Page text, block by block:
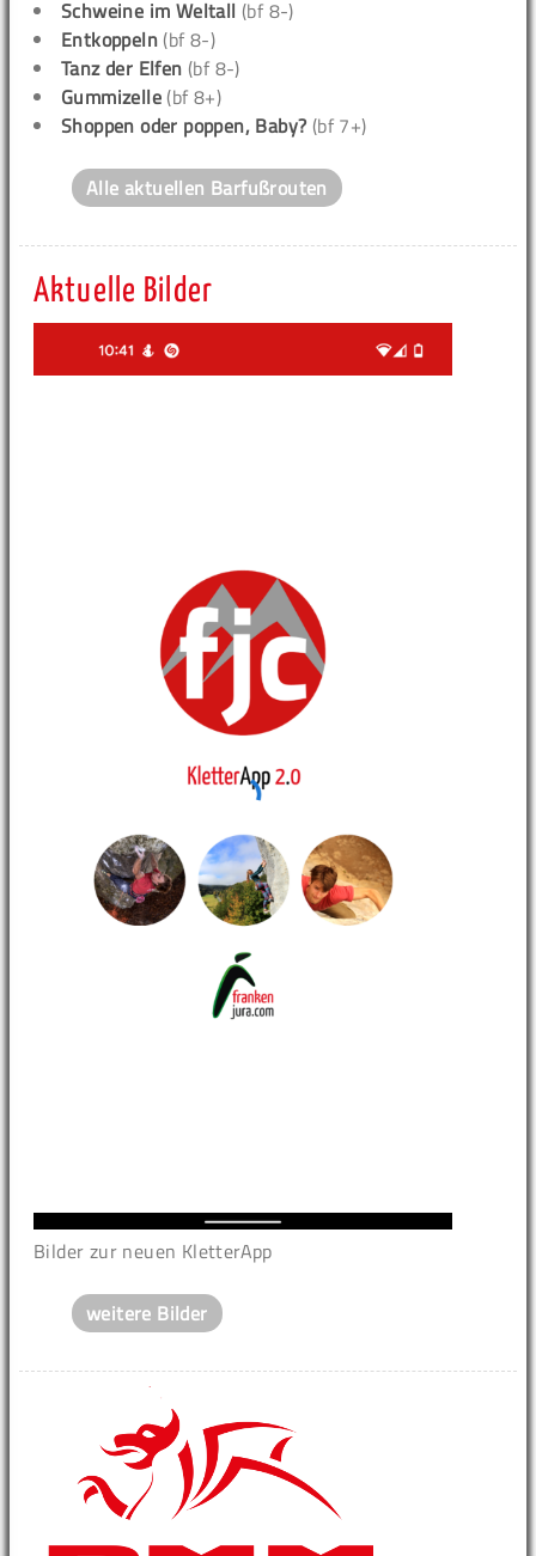
Schweine im Weltall (bf 8-)
Entkoppeln (bf 8-)
Tanz der Elfen (bf 8-)
Gummizelle (bf 8+)
Shoppen oder poppen, Baby? (bf 7+)
Alle aktuellen Barfußrouten
Aktuelle Bilder
Bilder zur neuen KletterApp
weitere Bilder